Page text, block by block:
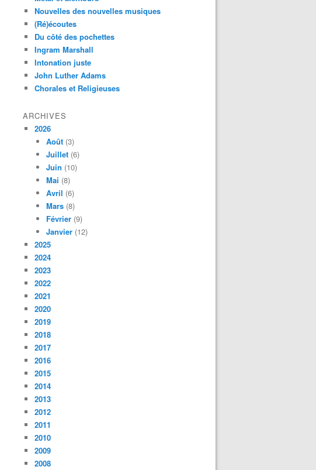
Nouvelles des nouvelles musiques
(Ré)écoutes
Du côté des pochettes
Ingram Marshall
Intonation juste
John Luther Adams
Chorales et Religieuses
ARCHIVES
2026
Août (3)
Juillet (6)
Juin (10)
Mai (8)
Avril (6)
Mars (8)
Février (9)
Janvier (12)
2025
2024
2023
2022
2021
2020
2019
2018
2017
2016
2015
2014
2013
2012
2011
2010
2009
2008